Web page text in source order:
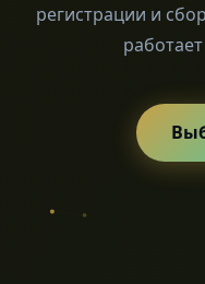
регистрации и